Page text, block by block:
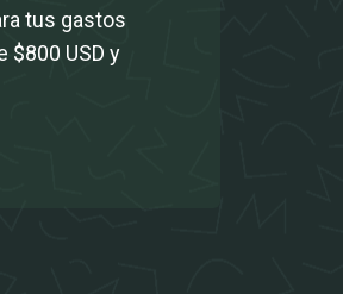
tus gastos
$800 USD y